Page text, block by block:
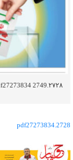
۲۷۲۸.pdf27273834 2749
2728.pdf2
7273834